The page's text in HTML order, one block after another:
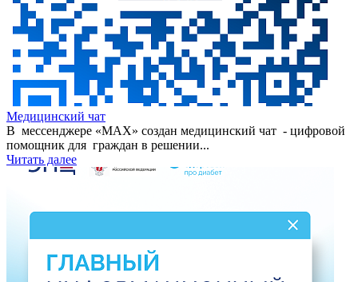
Медицинский чат
В мессенджере «МАХ» создан медицинский чат - цифровой
помощник для граждан в решении...
Читать далее